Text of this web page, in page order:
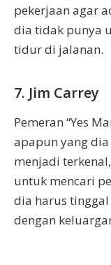
pekerjaan agar
dia tidak punya
tidur di jalanan.
7. Jim Carrey
Pemeran “Yes
apapun yang
menjadi
untuk mencari
dia harus tinggal
dengan